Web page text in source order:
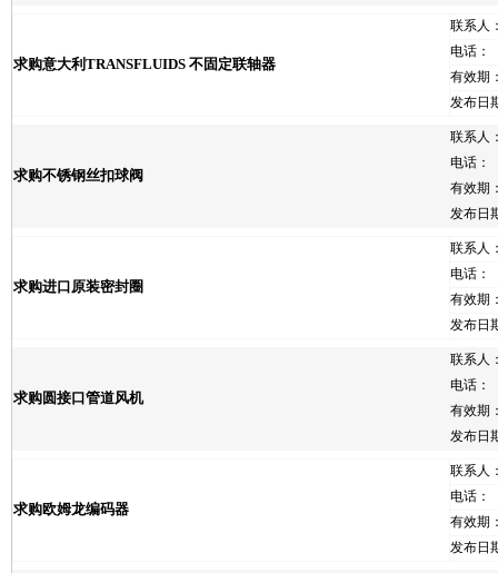
求购意大利TRANSFLUIDS 不固定联轴器
联系人
电话：
有效期
发布日
求购不锈钢丝扣球阀
联系人
电话：
有效期
发布日
求购进口原装密封圈
联系人
电话：
有效期
发布日
求购圆接口管道风机
联系人
电话：
有效期
发布日
求购欧姆龙编码器
联系人
电话：
有效期
发布日